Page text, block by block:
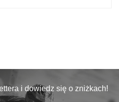
i dowiedz się o zniżkach!